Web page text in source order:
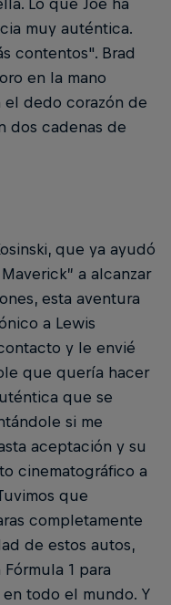
Lo que Joe ha
muy auténtica.
contentos". Brad
en la mano
dedo corazón de
dos cadenas de
que ya ayudó
a alcanzar
esta aventura
a Lewis
y le envié
que quería hacer
que se
si me
aceptación y su
cinematográfico a
que
completamente
de estos autos,
1 para
todo el mundo. Y